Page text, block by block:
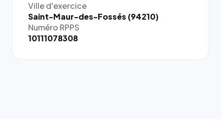
Ville d'exercice
Saint-Maur-des-Fossés (94210)
Numéro RPPS
10111078308
{# 40×40
: la taille
rendue par
`.profile-